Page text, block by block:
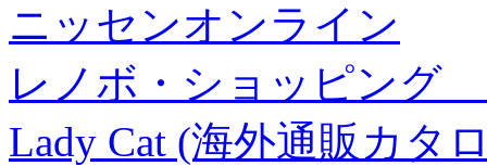
ニッセンオンライン
レノボ・ショッピング
Lady Cat (海外通販カタ